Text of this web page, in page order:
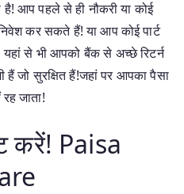
है! आप पहले से ही नौकरी या कोई
कर सकते हैं! या आप कोई पार्ट
से भी आपको बैंक से अच्छे रिटर्न
जो सुरक्षित हैं!जहां पर आपका पैसा
जाता!
करें! Paisa